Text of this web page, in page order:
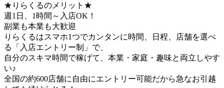
★りらくるのメリット★
週1日、1時間～入店OK！
副業も本業も大歓迎
りらくるはスマホ1つでカンタンに時間、日程、店舗を選べ
る「入店エントリー制」で、
​自分のスキマ時間で稼げて、本業・家庭・趣味と両立しやす
い♪​
全国の約600店舗に自由にエントリー可能だから急なお引越